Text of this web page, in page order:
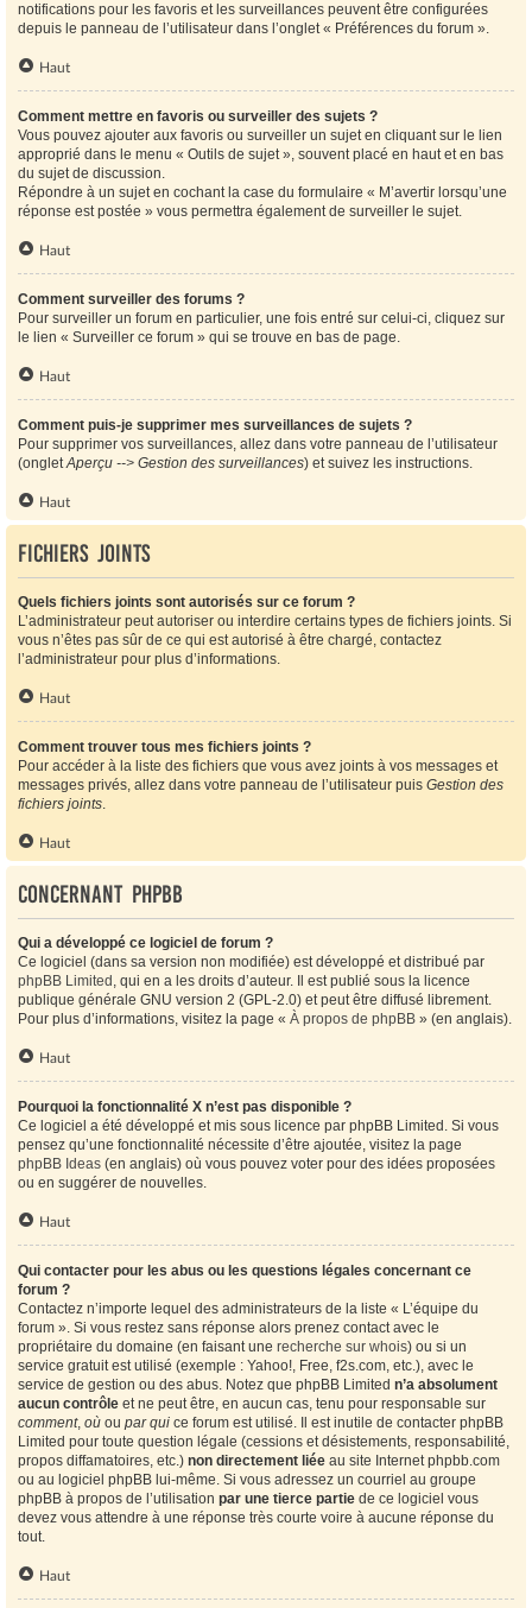
notifications pour les favoris et les surveillances peuvent être configurées
depuis le panneau de l’utilisateur dans l’onglet « Préférences du forum ».
Haut
Comment mettre en favoris ou surveiller des sujets ?
Vous pouvez ajouter aux favoris ou surveiller un sujet en cliquant sur le lien
approprié dans le menu « Outils de sujet », souvent placé en haut et en bas
du sujet de discussion.
Répondre à un sujet en cochant la case du formulaire « M’avertir lorsqu’une
réponse est postée » vous permettra également de surveiller le sujet.
Haut
Comment surveiller des forums ?
Pour surveiller un forum en particulier, une fois entré sur celui-ci, cliquez sur
le lien « Surveiller ce forum » qui se trouve en bas de page.
Haut
Comment puis-je supprimer mes surveillances de sujets ?
Pour supprimer vos surveillances, allez dans votre panneau de l’utilisateur
(ongletAperçu --> Gestion des surveillances) et suivez les instructions.
Haut
Fichiers joints
Quels fichiers joints sont autorisés sur ce forum ?
L’administrateur peut autoriser ou interdire certains types de fichiers joints. Si
vous n’êtes pas sûr de ce qui est autorisé à être chargé, contactez
l’administrateur pour plus d’informations.
Haut
Comment trouver tous mes fichiers joints ?
Pour accéder à la liste des fichiers que vous avez joints à vos messages et
messages privés, allez dans votre panneau de l’utilisateur puis Gestion des
fichiers joints.
Haut
Concernant phpBB
Qui a développé ce logiciel de forum ?
Ce logiciel (dans sa version non modifiée) est développé et distribué par
phpBB Limited , qui en a les droits d’auteur. Il est publié sous la licence
publique générale GNU version 2 (GPL-2.0) et peut être diffusé librement.
Pour plus d’informations, visitez la page « À propos de phpBB » (en anglais).
Haut
Pourquoi la fonctionnalité X n’est pas disponible ?
Ce logiciel a été développé et mis sous licence par phpBB Limited. Si vous
pensez qu’une fonctionnalité nécessite d’être ajoutée, visitez la page
phpBB Ideas (en anglais) où vous pouvez voter pour des idées proposées
ou en suggérer de nouvelles.
Haut
Qui contacter pour les abus ou les questions légales concernant ce
forum ?
Contactez n’importe lequel des administrateurs de la liste « L’équipe du
forum ». Si vous restez sans réponse alors prenez contact avec le
propriétaire du domaine (en faisant une recherche sur whois) ou si un
service gratuit est utilisé (exemple : Yahoo!, Free, f2s.com, etc.), avec le
service de gestion ou des abus. Notez que phpBB Limited n’a absolument
aucun contrôle et ne peut être, en aucun cas, tenu pour responsable sur
comment, où ou par qui ce forum est utilisé. Il est inutile de contacter phpBB
Limited pour toute question légale (cessions et désistements, responsabilité,
propos diffamatoires, etc.) non directement liée au site Internet phpbb.com
ou au logiciel phpBB lui-même. Si vous adressez un courriel au groupe
phpBB à propos de l’utilisation par une tierce partie de ce logiciel vous
devez vous attendre à une réponse très courte voire à aucune réponse du
tout.
Haut